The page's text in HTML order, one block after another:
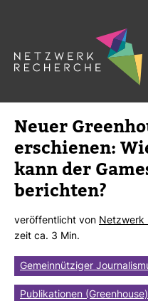
Neuer
erschienen:
kann der
berichten?
ver­öf­fent­licht von Netz­werk
zeit ca. 3 Min.
Gemeinnütziger
Publikationen (Greenhouse)